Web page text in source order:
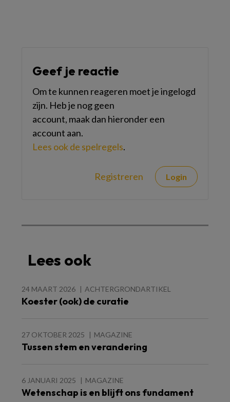
Geef je reactie
Om te kunnen reageren moet je ingelogd
zijn. Heb je nog geen
account, maak dan hieronder een
account aan.
Lees ook de spelregels.
Registreren Login
Lees ook
24 MAART 2026 ACHTERGRONDARTIKEL
Koester (ook) de curatie
27 OKTOBER 2025 MAGAZINE
Tussen stem en verandering
6 JANUARI 2025 MAGAZINE
Wetenschap is en blijft ons fundament